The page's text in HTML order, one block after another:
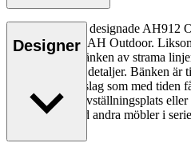
Alfred Homann designade AH912
en del av serien AH Outdoor.
kännetecknas bänken av strama
mjuka, rundade detaljer. Bänken
teak, ett hårt träslag som med
användas som avställningsplats
kombineras med andra möbler i
Designer